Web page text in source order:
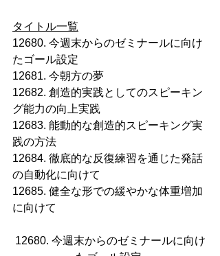
タイトル一覧
12680. 今週末からのゼミナールに向け
たゴール設定
12681. 今朝方の夢
12682. 創造的実践としてのスピーキン
グ能力の向上実践
12683. 能動的な創造的スピーキング実
践の方法
12684. 徹底的な反復練習を通じた発話
の自動化に向けて
12685. 健全な形での緩やかな体重増加
に向けて
12680. 今週末からのゼミナールに向け